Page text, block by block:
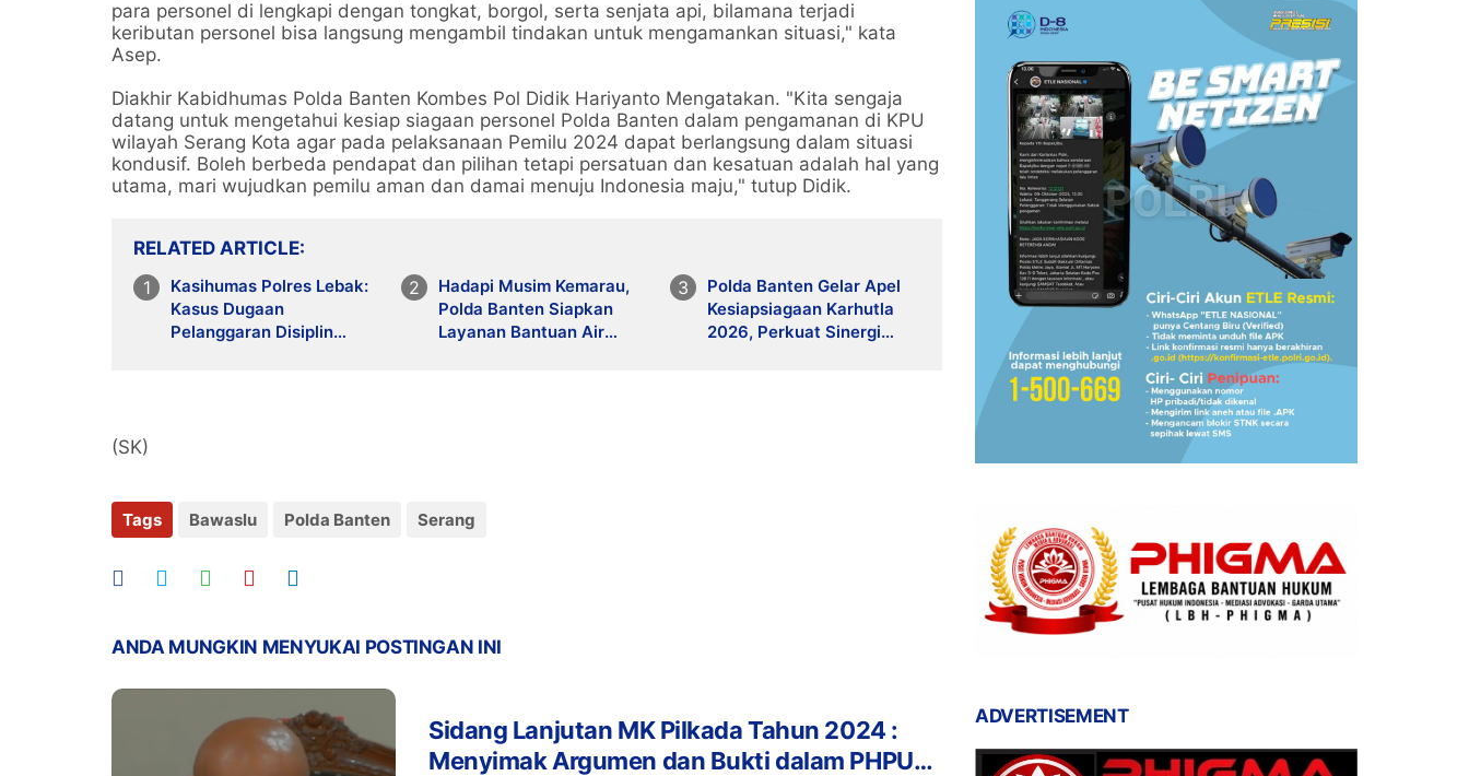
para personel di lengkapi dengan tongkat, borgol, serta senjata api, bilamana terjadi
keributan personel bisa langsung mengambil tindakan untuk mengamankan situasi," kata
Asep.
Diakhir Kabidhumas Polda Banten Kombes Pol Didik Hariyanto Mengatakan. "Kita sengaja
datang untuk mengetahui kesiap siagaan personel Polda Banten dalam pengamanan di KPU
wilayah Serang Kota agar pada pelaksanaan Pemilu 2024 dapat berlangsung dalam situasi
kondusif. Boleh berbeda pendapat dan pilihan tetapi persatuan dan kesatuan adalah hal yang
utama, mari wujudkan pemilu aman dan damai menuju Indonesia maju," tutup Didik.
RELATED ARTICLE
Kasihumas Polres Lebak:
Kasus Dugaan
Pelanggaran Disiplin
Hadapi Musim Kemarau,
Polda Banten Siapkan
Layanan Bantuan Air
Polda Banten Gelar Apel
Kesiapsiagaan Karhutla
2026, Perkuat Sinergi
(SK)
Tags Bawaslu Polda Banten Serang
ANDA MUNGKIN MENYUKAI POSTINGAN INI
Sidang Lanjutan MK Pilkada Tahun 2024 :
Menyimak Argumen dan Bukti dalam PHPU
ADVERTISEMENT